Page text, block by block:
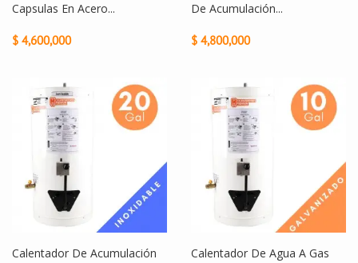
Capsulas En Acero...
$ 4,600,000
De Acumulación...
$ 4,800,000
Calentador De Acumulación
Calentador De Agua A Gas